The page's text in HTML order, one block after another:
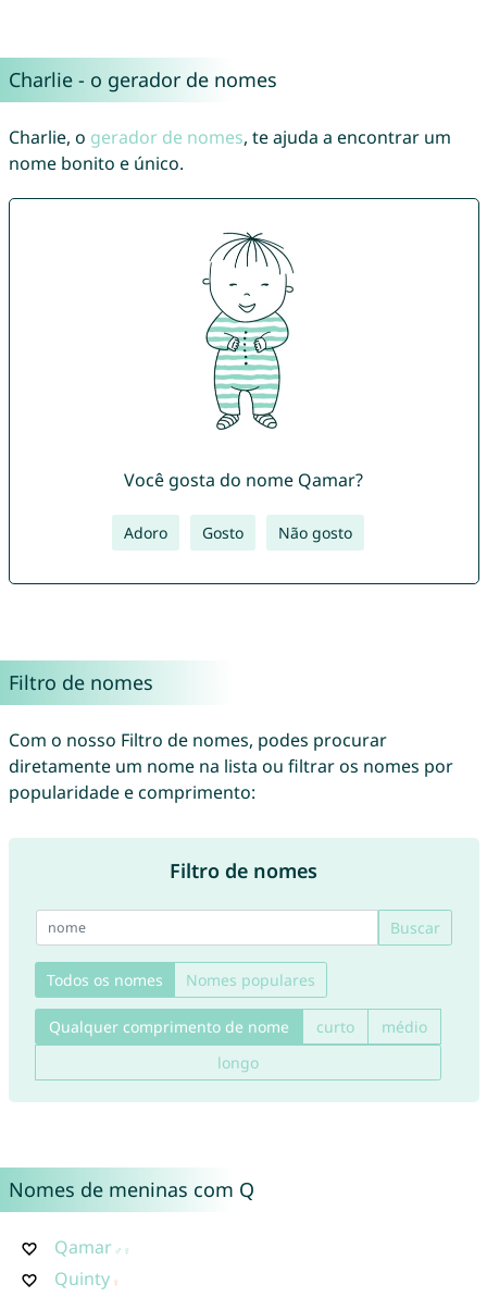
Charlie - o gerador de nomes
Charlie, o gerador de nomes, te ajuda a encontrar um
nome bonito e único.
Você gosta do nome Qamar?
Adoro Gosto Não gosto
Filtro de nomes
Com o nosso Filtro de nomes, podes procurar
diretamente um nome na lista ou filtrar os nomes por
popularidade e comprimento:
Filtro de nomes
Buscar
Todos os nomes Nomes populares
Qualquer comprimento de nome curto
médio
longo
Nomes de meninas com Q
Qamar
Quinty